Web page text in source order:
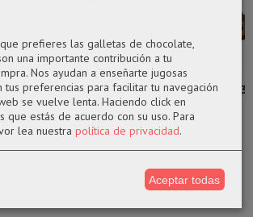
pop 282
Batman en
15...
44,99 €
​Llavero pocket
de All For One
de My...
9,00 €
Funko pop 73
Houston
14,50 €
prefieres las galletas de chocolate,
una importante contribución a tu
Nos ayudan a enseñarte jugosas
tus preferencias para facilitar tu navegación
se vuelve lenta. Haciendo click en
que estás de acuerdo con su uso. Para
lea nuestra política de privacidad.
Aceptar todas